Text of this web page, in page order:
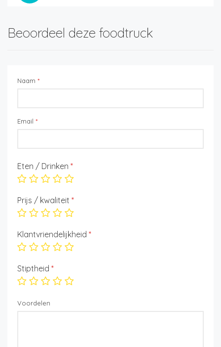
Beoordeel deze foodtruck
Naam *
Email *
Eten / Drinken *
Prijs / kwaliteit *
Klantvriendelijkheid *
Stiptheid *
Voordelen